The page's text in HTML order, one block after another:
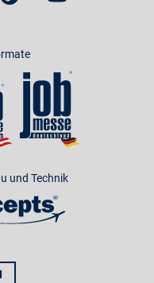
und Technik